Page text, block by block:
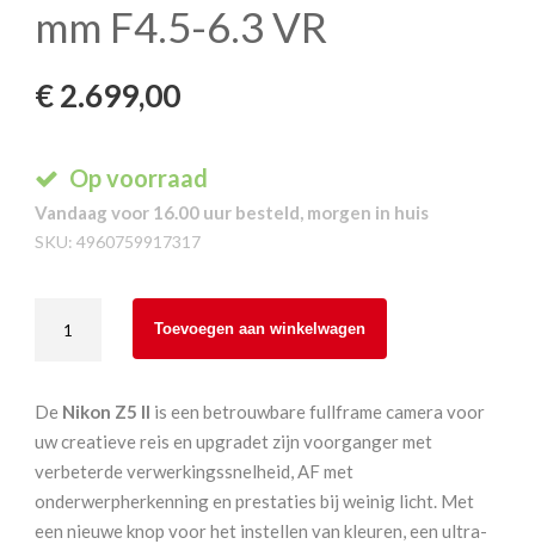
mm F4.5-6.3 VR
€2.699,00
Op voorraad
Vandaag voor 16.00 uur besteld, morgen in huis
SKU: 4960759917317
+
24-
200
Toevoegen aan winkelwagen
De Nikon Z5 II is een betrouwbare fullframe camera voor
uw creatieve reis en upgradet zijn voorganger met
verbeterde verwerkingssnelheid, AF met
onderwerpherkenning en prestaties bij weinig licht. Met
een nieuwe knop voor het instellen van kleuren, een ultra-